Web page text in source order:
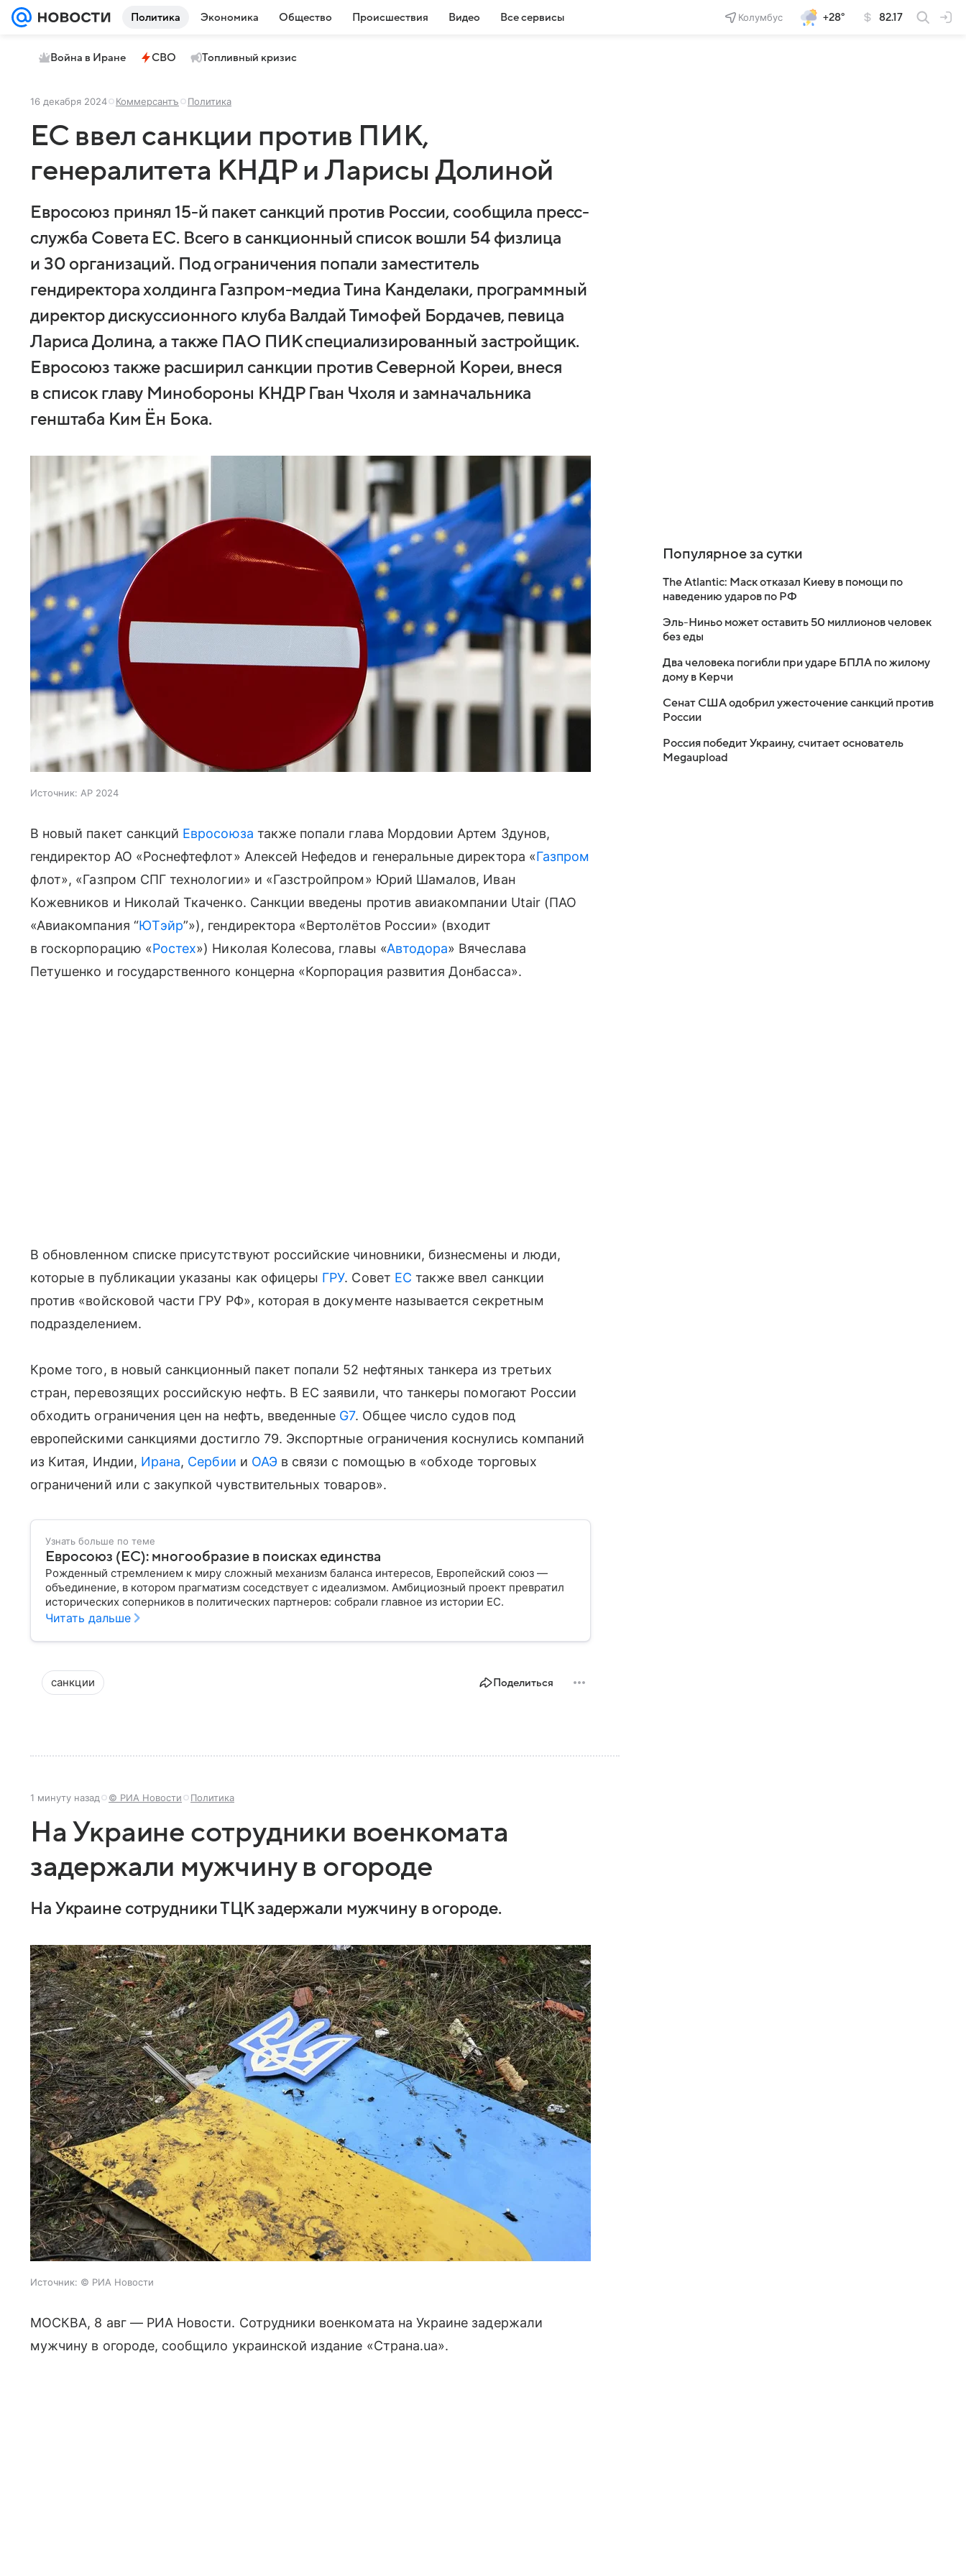
Политика Экономика Общество Происшествия Видео Все сервисы Колумбус +28° 82.17
Война в Иране СВО Топливный кризис
16 декабря 2024 Коммерсантъ Политика
ЕС ввел санкции против ПИК,
генералитета КНДР и Ларисы Долиной
Евросоюз принял 15-й пакет санкций против России, сообщила пресс-
служба Совета ЕС. Всего в санкционный список вошли 54 физлица
и 30 организаций. Под ограничения попали заместитель
гендиректора холдинга Газпром-медиа Тина Канделаки, программный
директор дискуссионного клуба Валдай Тимофей Бордачев, певица
Лариса Долина, а также ПАО ПИК специализированный застройщик.
Евросоюз также расширил санкции против Северной Кореи, внеся
в список главу Минобороны КНДР Гван Чхоля и замначальника
генштаба Ким Ён Бока.
Источник: AP 2024
В новый пакет санкций Евросоюза также попали глава Мордовии Артем Здунов,
гендиректор АО «Роснефтефлот» Алексей Нефедов и генеральные директора «Газпром
флот», «Газпром СПГ технологии» и «Газстройпром» Юрий Шамалов, Иван
Кожевников и Николай Ткаченко. Санкции введены против авиакомпании Utair (ПАО
«Авиакомпания “ЮТэйр”»), гендиректора «Вертолётов России» (входит
в госкорпорацию «Ростех») Николая Колесова, главы «Автодора» Вячеслава
Петушенко и государственного концерна «Корпорация развития Донбасса».
В обновленном списке присутствуют российские чиновники, бизнесмены и люди,
которые в публикации указаны как офицеры ГРУ. Совет ЕС также ввел санкции
против «войсковой части ГРУ РФ», которая в документе называется секретным
подразделением.
Кроме того, в новый санкционный пакет попали 52 нефтяных танкера из третьих
стран, перевозящих российскую нефть. В ЕС заявили, что танкеры помогают России
обходить ограничения цен на нефть, введенные G7. Общее число судов под
европейскими санкциями достигло 79. Экспортные ограничения коснулись компаний
из Китая, Индии, Ирана, Сербии и ОАЭ в связи с помощью в «обходе торговых
ограничений или с закупкой чувствительных товаров».
Узнать больше по теме
Евросоюз (ЕС): многообразие в поисках единства
Рожденный стремлением к миру сложный механизм баланса интересов, Европейский союз —
объединение, в котором прагматизм соседствует с идеализмом. Амбициозный проект превратил
исторических соперников в политических партнеров: собрали главное из истории ЕС.
Читать дальше
санкции Поделиться
1 минуту назад © РИА Новости Политика
На Украине сотрудники военкомата
задержали мужчину в огороде
На Украине сотрудники ТЦК задержали мужчину в огороде.
Источник: © РИА Новости
МОСКВА, 8 авг — РИА Новости. Сотрудники военкомата на Украине задержали
мужчину в огороде, сообщило украинской издание «Страна.ua».
Популярное за сутки
The Atlantic: Маск отказал Киеву в помощи по
наведению ударов по РФ
Эль-Ниньо может оставить 50 миллионов человек
без еды
Два человека погибли при ударе БПЛА по жилому
дому в Керчи
Сенат США одобрил ужесточение санкций против
России
Россия победит Украину, считает основатель
Megaupload